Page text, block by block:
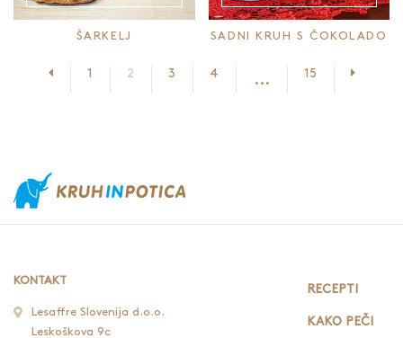
ŠARKELJ SADNI KRUH S ČOKOLADO
Prejšnja stran
1 2 3 4 ... 15
KONTAKT
Lesaffre Slovenija d.o.o.
Leskoškova 9c
RECEPTI
KAKO PEČI